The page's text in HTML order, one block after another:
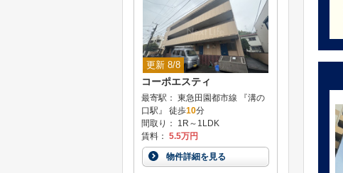
更新 8/8
コーポエスティ
最寄駅： 東急田園都市線 『溝の
口駅』 徒歩10分
間取り： 1R～1LDK
賃料： 5.5万円
物件詳細を見る